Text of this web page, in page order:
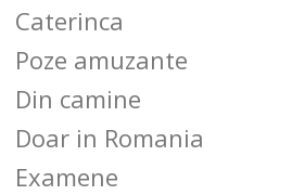
Caterinca
Poze amuzante
Din camine
Doar in Romania
Examene